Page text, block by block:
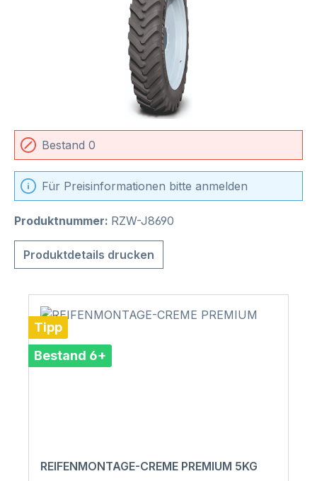
Bestand 0
Für Preisinformationen bitte anmelden
Produktnummer: RZW-J8690
Produktdetails drucken
Tipp
Bestand 6+
REIFENMONTAGE-CREME PREMIUM 5KG